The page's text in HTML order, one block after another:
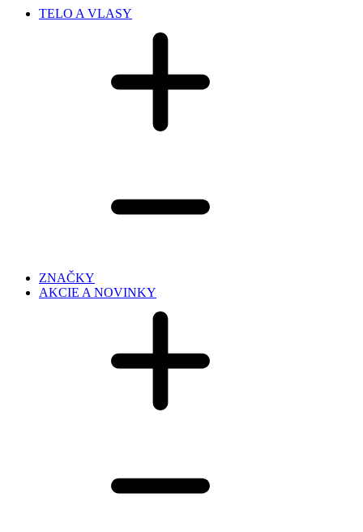
TELO A VLASY
ZNAČKY
AKCIE A NOVINKY